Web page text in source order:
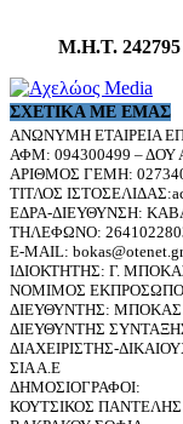
Μ.Η.Τ. 242795
ΣΧΕΤΙΚΆ ΜΕ ΕΜΆΣ
ΑΝΩΝΥΜΗ ΕΤΑΙΡΕΙΑ
ΑΦΜ: 094300499 – ΔΟΥ
ΑΡΙΘΜΟΣ ΓΕΜΗ:
ΤΙΤΛΟΣ
ΕΔΡΑ-ΔΙΕΥΘΥΝΣΗ:
ΤΗΛΕΦΩΝΟ:
E-MAIL:
ΙΔΙΟΚΤΗΤΗΣ: Γ.
ΝΟΜΙΜΟΣ
ΔΙΕΥΘΥΝΤΗΣ:
ΔΙΕΥΘΥΝΤΗΣ
ΔΙΑΧΕΙΡΙΣΤΗΣ-
ΣΙΑ Α.Ε
ΔΗΜΟΣΙΟΓΡΑΦΟΙ:
ΚΟΥΤΣΙΚΟΣ ΠΑΝΤΕΛΗΣ